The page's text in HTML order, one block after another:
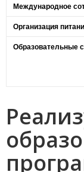
Международное
Организация
Образовательные